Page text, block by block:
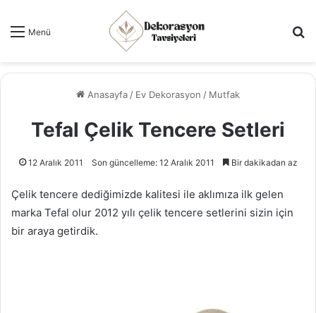
Menü
Anasayfa / Ev Dekorasyon / Mutfak
Tefal Çelik Tencere Setleri
12 Aralık 2011 Son güncelleme: 12 Aralık 2011 Bir dakikadan az
Çelik tencere dediğimizde kalitesi ile aklımıza ilk gelen
marka Tefal olur 2012 yılı çelik tencere setlerini sizin için
bir araya getirdik.